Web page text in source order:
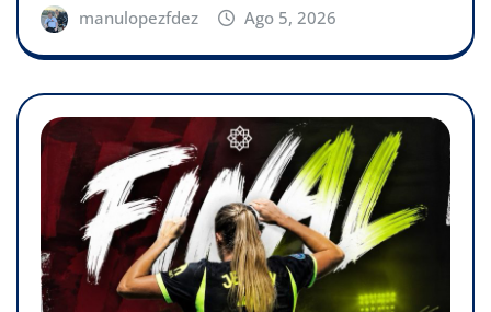
manulopezfdez Ago 5, 2026